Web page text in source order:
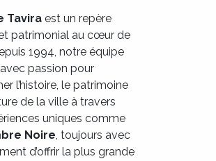
Tavira est un repère
patrimonial au cœur de
1994, notre équipe
passion pour
l’histoire, le patrimoine
de la ville à travers
uniques comme
Noire, toujours avec
d’offrir la plus grande